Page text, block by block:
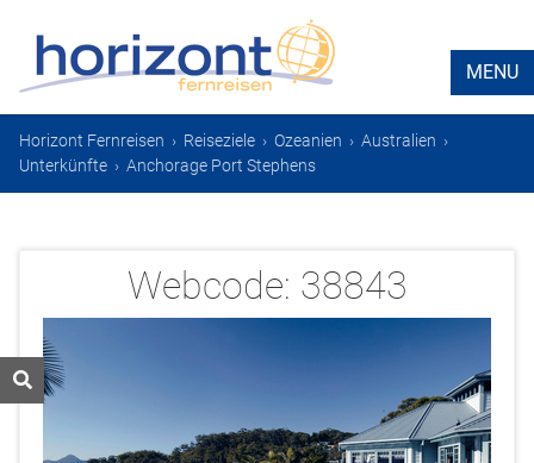
MENU
Horizont Fernreisen › Reiseziele › Ozeanien › Australien ›
Unterkünfte › Anchorage Port Stephens
Webcode: 38843